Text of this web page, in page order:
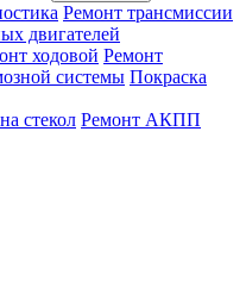
Ремонт трансмиссии
двигателей
ходовой Ремонт
системы Покраска
стекол Ремонт АКПП